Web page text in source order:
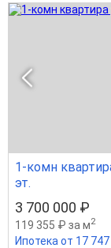
1-комн
эт.
3 700 000 ₽
119 355 ₽ за м2
Ипотека от 17